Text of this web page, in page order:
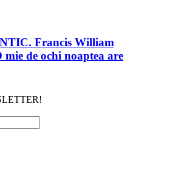
Francis William
de ochi noaptea are